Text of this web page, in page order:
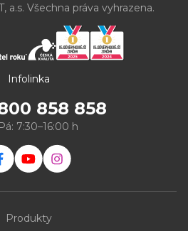
a.s. Všechna práva vyhrazena.
Infolinka
858 858
7:30–16:00 h
Produkty